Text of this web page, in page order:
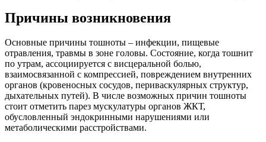
Причины возникновения
Основные причины тошноты – инфекции, пищевые
отравления, травмы в зоне головы. Состояние, когда тошнит
по утрам, ассоциируется с висцеральной болью,
взаимосвязанной с компрессией, повреждением внутренних
органов (кровеносных сосудов, периваскулярных структур,
дыхательных путей). В числе возможных причин тошноты
стоит отметить парез мускулатуры органов ЖКТ,
обусловленный эндокринными нарушениями или
метаболическими расстройствами.